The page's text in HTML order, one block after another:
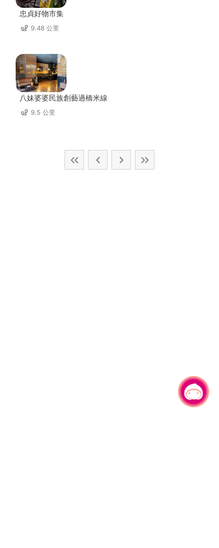
忠貞好物市集
9.48 公里
八妹婆婆民族創藝過橋米線
9.5 公里